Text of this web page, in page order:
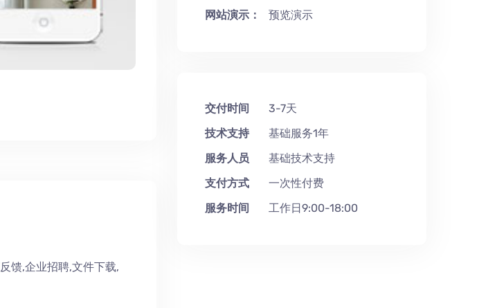
馈,企业招聘,文件下载,
网站演示：
预览演示
交付时间
3-7天
技术支持
基础服务1年
服务人员
基础技术支持
支付方式
一次性付费
服务时间
工作日9:00-18:00